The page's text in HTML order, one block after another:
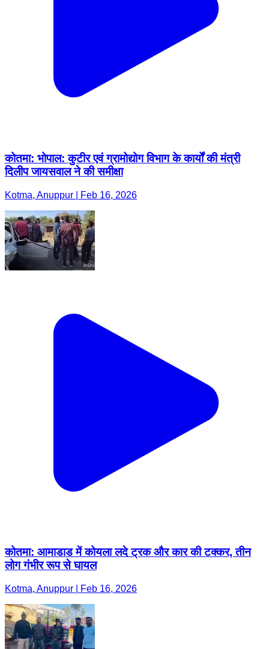
कोतमा: भोपाल: कुटीर एवं ग्रामोद्योग विभाग के कार्यों की मंत्री
दिलीप जायसवाल ने की समीक्षा
Kotma, Anuppur | Feb 16, 2026
कोतमा: आमाडाड में कोयला लदे ट्रक और कार की टक्कर, तीन
लोग गंभीर रूप से घायल
Kotma, Anuppur | Feb 16, 2026